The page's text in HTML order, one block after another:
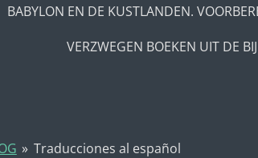
BABYLON EN DE KUSTLANDEN.
VERZWEGEN BOEKEN UIT DE
» Traducciones al español